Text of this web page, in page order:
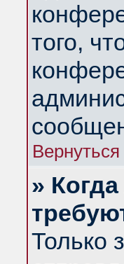
того,
»
Только